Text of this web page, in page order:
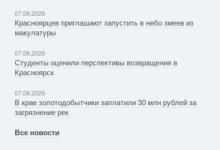
07.08.2026
Красноярцев приглашают запустить в небо змеев из
макулатуры
07.08.2026
Студенты оценили перспективы возвращения в
Красноярск
07.08.2026
В крае золотодобытчики заплатили 30 млн рублей за
загрязнение рек
Все новости